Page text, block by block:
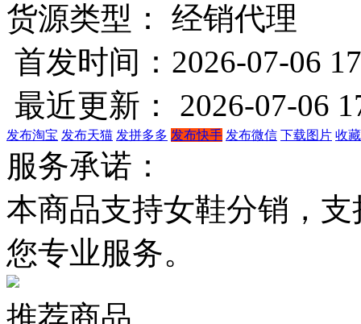
货源类型： 经销代理
首发时间：2026-07-06
最近更新： 2026-07-06
发布淘宝 发布天猫 发拼多多 发布快手 发布微信 下载图片 收
服务承诺：
本商品支持女鞋分销，
您专业服务。